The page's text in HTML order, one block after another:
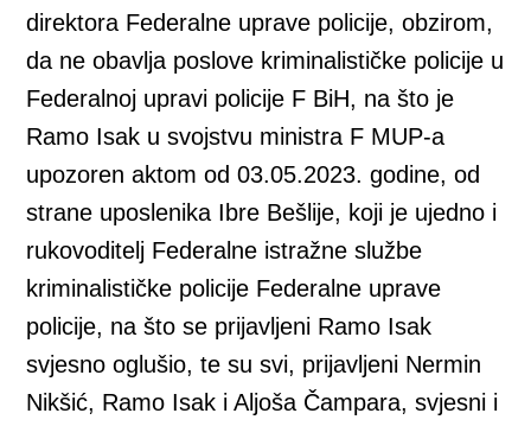
direktora Federalne uprave policije, obzirom,
da ne obavlja poslove kriminalističke policije u
Federalnoj upravi policije F BiH, na što je
Ramo Isak u svojstvu ministra F MUP-a
upozoren aktom od 03.05.2023. godine, od
strane uposlenika Ibre Bešlije, koji je ujedno i
rukovoditelj Federalne istražne službe
kriminalističke policije Federalne uprave
policije, na što se prijavljeni Ramo Isak
svjesno oglušio, te su svi, prijavljeni Nermin
Nikšić, Ramo Isak i Aljoša Čampara, svjesni i